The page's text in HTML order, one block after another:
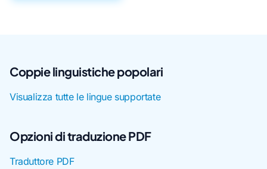
Coppie linguistiche popolari
Visualizza tutte le lingue supportate
Opzioni di traduzione PDF
Traduttore PDF